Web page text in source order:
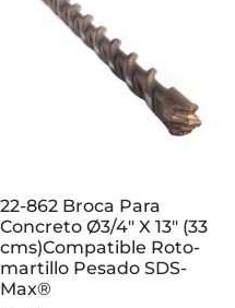
22-862 Broca Para
Concreto Ø3/4″ X 13″ (33
cms)Compatible Roto-
martillo Pesado SDS-
Max®